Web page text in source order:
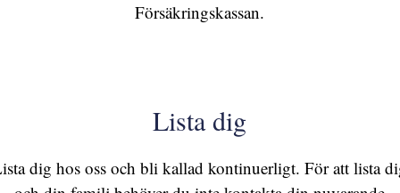
Försäkringskassan.
Lista dig
dig hos oss och bli kallad kontinuerligt. För att lista